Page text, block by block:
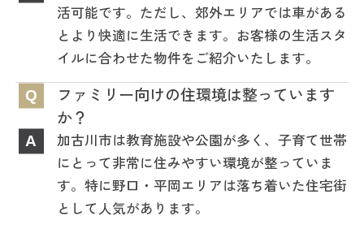
活可能です。ただし、郊外エリアでは車がある
とより快適に生活できます。お客様の生活スタ
イルに合わせた物件をご紹介いたします。
Q
ファミリー向けの住環境は整っています
か？
A
加古川市は教育施設や公園が多く、子育て世帯
にとって非常に住みやすい環境が整っていま
す。特に野口・平岡エリアは落ち着いた住宅街
として人気があります。